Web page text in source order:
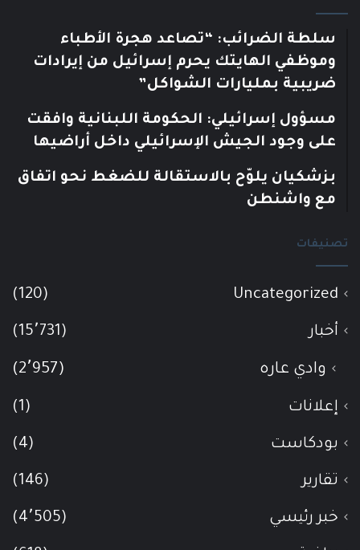
سلطة الضرائب: “تصاعد هجرة الأطباء
وموظفي الهايتك يحرم إسرائيل من إيرادات
ضريبية بمليارات الشواكل”
مسؤول إسرائيلي: الحكومة اللبنانية وافقت
على وجود الجيش الإسرائيلي داخل أراضيها
بزشكيان يلوّح بالاستقالة للضغط نحو اتفاق
مع واشنطن
تصنيفات
Uncategorized
(120)
أخبار (15٬731)
وادي عاره (2٬957)
إعلانات (1)
بودكاست (4)
تقارير (146)
خبر رئيسي (4٬505)